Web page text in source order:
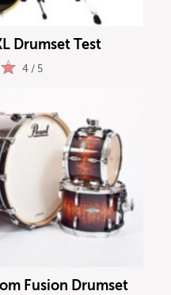
Drumset Test
4 / 5
Fusion Drumset